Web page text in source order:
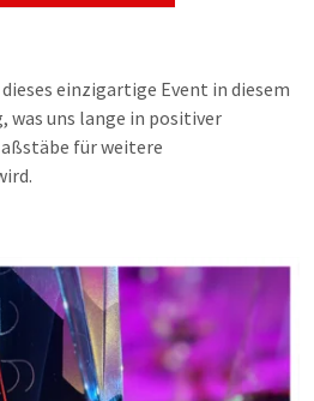
einzigartige Event in diesem
uns lange in positiver
für weitere